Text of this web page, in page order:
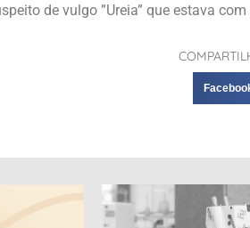
de vulgo ”Ureia” que estava